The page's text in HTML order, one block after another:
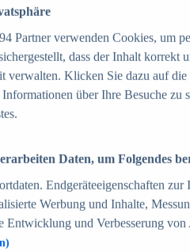
Zum Report
des Umsatzes in
in Deutschland und weltweit
Top-50 Online Shops in
Zahlungsverfahren in
im Online-Handel in
Partner verwenden Cookies, um
dass der Inhalt korrekt
verwalten. Klicken Sie dazu auf
über Ihre Besuche
Daten, um Folgendes
Endgeräteeigenschaften
Werbung und Inhalte,
Entwicklung und Verbesserung von